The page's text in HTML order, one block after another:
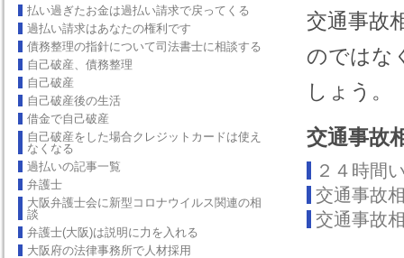
払い過ぎたお金は過払い請求で戻ってくる
過払い請求はあなたの権利です
債務整理の指針について司法書士に相談する
自己破産、債務整理
自己破産
自己破産後の生活
借金で自己破産
自己破産をした場合クレジットカードは使え
なくなる
過払いの記事一覧
弁護士
大阪弁護士会に新型コロナウイルス関連の相
談
弁護士(大阪)は説明に力を入れる
大阪府の法律事務所で人材採用
交通事故
のではな
しょう。
交通事故
２４時間
交通事故
交通事故